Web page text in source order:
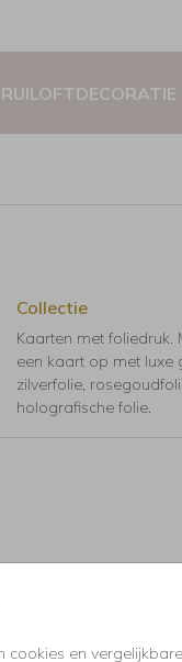
cookies en
Collectie
Kaarten met foliedruk.
een kaart op met luxe
zilverfolie,
holografische folie.